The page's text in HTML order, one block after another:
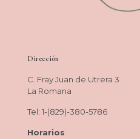
Dirección
C. Fray Juan de Utrera 3
La Romana
Tel: 1-(829)-380-5786
Horarios